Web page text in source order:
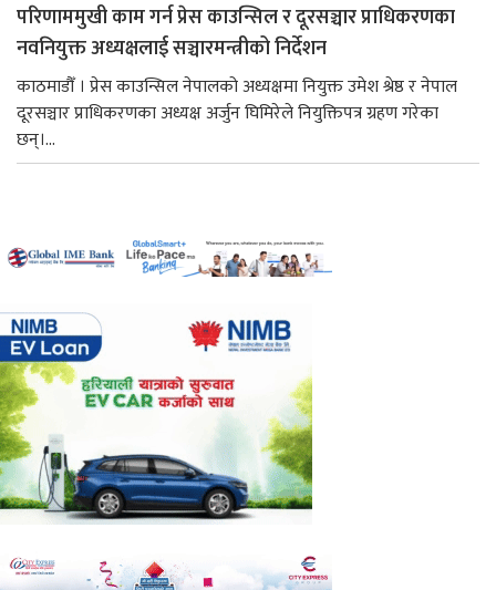
परिणाममुखी काम गर्न प्रेस काउन्सिल र दूरसञ्चार प्राधिकरणका
नवनियुक्त अध्यक्षलाई सञ्चारमन्त्रीको निर्देशन
काठमाडौँ । प्रेस काउन्सिल नेपालको अध्यक्षमा नियुक्त उमेश श्रेष्ठ र नेपाल
दूरसञ्चार प्राधिकरणका अध्यक्ष अर्जुन घिमिरेले नियुक्तिपत्र ग्रहण गरेका
छन्।...